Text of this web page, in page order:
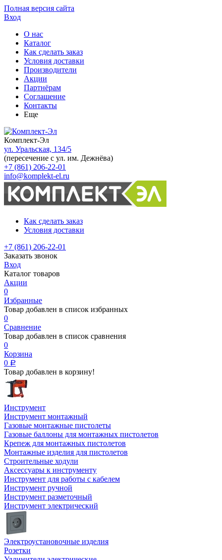
Полная версия сайта
Вход
О нас
Каталог
Как сделать заказ
Условия доставки
Производители
Акции
Партнёрам
Соглашение
Контакты
Еще
Комплект-Эл
ул. Уральская, 134/5
(пересечение с ул. им. Дежнёва)
+7 (861) 206-22-01
info@komplekt-el.ru
Как сделать заказ
Условия доставки
+7 (861) 206-22-01
Заказать звонок
Вход
Каталог товаров
Акции
0
Избранные
Товар добавлен в список избранных
0
Сравнение
Товар добавлен в список сравнения
0
Корзина
0 Р
Товар добавлен в корзину!
Инструмент
Инструмент монтажный
Газовые монтажные пистолеты
Газовые баллоны для монтажных пистолетов
Крепеж для монтажных пистолетов
Монтажные изделия для пистолетов
Строительные ходули
Аксессуары к инструменту
Инструмент для работы с кабелем
Инструмент ручной
Инструмент разметочный
Инструмент электрический
Электроустановочные изделия
Розетки